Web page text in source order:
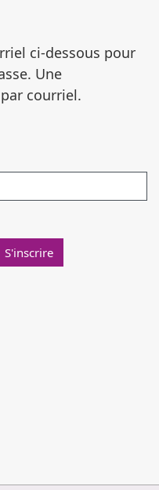
ci-dessous pour
Une
courriel.
S'inscrire